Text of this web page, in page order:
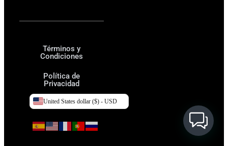
Términos y
Condiciones
Política de
Privacidad
United States dollar ($) - USD